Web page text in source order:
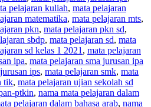
pelajaran kuliah, mata pelajaran
matematika, mata pelajaran mts,
pkn, mata pelajaran pkn sd,
sbdp, mata pelajaran sd, mata
sd kelas 1 2021 , mata pelajaran
ipa, mata pelajaran sma jurusan ipa
ips, mata pelajaran smk, mata
tik, mata pelajaran ujian sekolah sd
ptkin, nama mata pelajaran dalam
pelajaran dalam bahasa arab, nama